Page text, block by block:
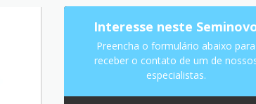
Interesse neste
Preencha o formulário abaixo para
receber o contato de um de
especialistas.